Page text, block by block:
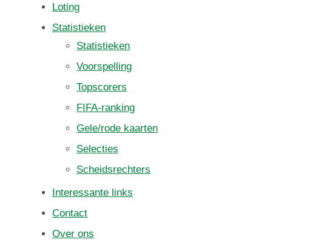
Loting
Statistieken
Statistieken
Voorspelling
Topscorers
FIFA-ranking
Gele/rode kaarten
Selecties
Scheidsrechters
Interessante links
Contact
Over ons